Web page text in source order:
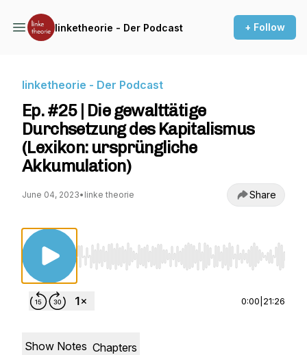
linketheorie - Der Podcast + Follow
linketheorie - Der Podcast
Ep. #25 | Die gewalttätige
Durchsetzung des Kapitalismus
(Lexikon: ursprüngliche
Akkumulation)
June 04, 2023• linke theorie Share
Use Left/Right to seek, Home/End to jump
0:00 21:26
Show Notes Chapters